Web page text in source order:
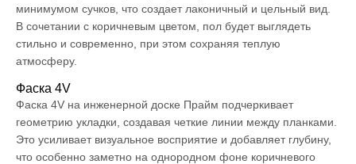
минимумом сучков, что создает лаконичный и цельный вид.
В сочетании с коричневым цветом, пол будет выглядеть
стильно и современно, при этом сохраняя теплую
атмосферу.
Фаска 4V
Фаска 4V на инженерной доске Прайм подчеркивает
геометрию укладки, создавая четкие линии между планками.
Это усиливает визуальное восприятие и добавляет глубину,
что особенно заметно на однородном фоне коричневого